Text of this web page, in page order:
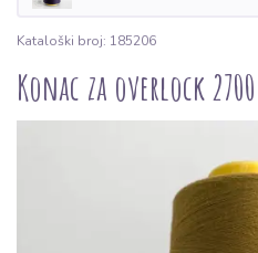
Kataloški broj: 185206
Konac za overlock